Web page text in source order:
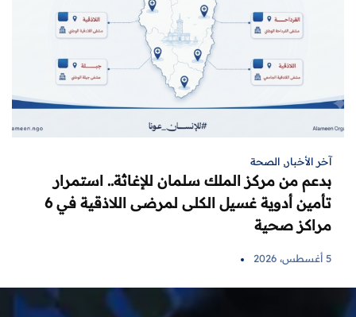
آخر الأخبار, الصحة
بدعم من مركز الملك سلمان للإغاثة.. استمرار
تأمين أدوية غسيل الكلى لمرضى اللاذقية في 6
مراكز صحية
5 أغسطس، 2026